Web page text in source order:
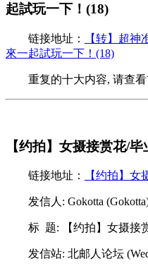
起試玩一下！(18)
链接地址：
【转】超神
來一起試玩一下！(18)
重复的十大内容, 请查
【约拍】女摄接赏花/
链接地址： 【约拍】女
发信人: Gokotta
标 题: 【约拍】女摄接
发信站: 北邮人论坛